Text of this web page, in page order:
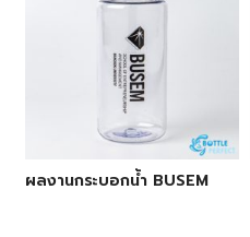
ผลงานกระบอกน้ำ BUSEM